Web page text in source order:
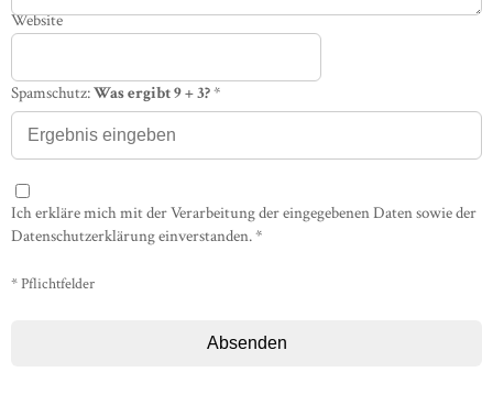
Website
Spamschutz:Was ergibt 9 + 3?*
Ich erkläre mich mit der Verarbeitung der eingegebenen Daten sowie der
Datenschutzerklärung einverstanden.*
* Pflichtfelder
Absenden